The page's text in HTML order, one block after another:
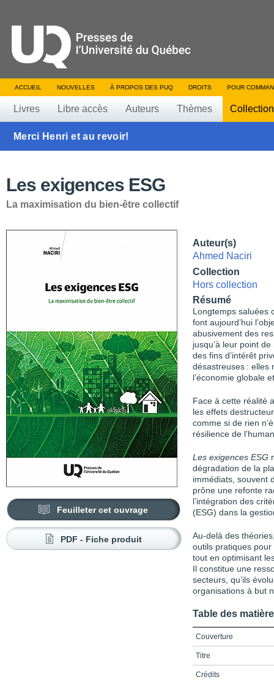
ACCUEIL NOUVELLES À PROPOS DES PUQ DROITS POUR
Livres Libre accès Auteurs Thèmes
Merci Henri et au revoir!
Les exigences ESG
La maximisation du bien-être collectif
Feuilleter cet ouvrage
PDF - Fiche produit
Auteur(s)
Ahmed Naciri
Collection
Hors collection
Résumé
Longtemps saluées
font aujourd’hui
abusivement des
jusqu’à leur point
des fins d’intérêt
désastreuses : elles
l’économie globale
Face à cette réalité
les effets
comme si de rien
résilience de
Les exigences ESG
dégradation de la
immédiats, souvent
prône une refonte
l’intégration des
(ESG) dans la
Au-delà des
outils pratiques
tout en optimisant
Il constitue une
secteurs, qu’ils
organisations à but
Table des
Couverture
Titre
Crédits